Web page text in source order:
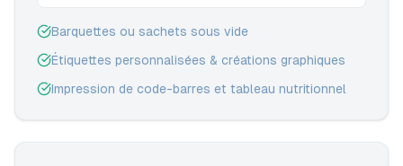
Barquettes ou sachets sous vide
Étiquettes personnalisées & créations graphiques
Impression de code-barres et tableau nutritionnel